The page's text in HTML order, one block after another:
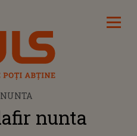
nunta